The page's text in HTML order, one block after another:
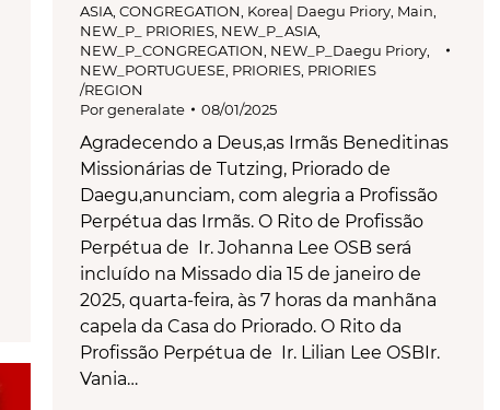
ASIA CONGREGATION Korea| Daegu Priory Main
NEW_P_ PRIORIES NEW_P_ASIA
NEW_P_CONGREGATION NEW_P_Daegu Priory
NEW_PORTUGUESE PRIORIES PRIORIES
/REGION
Porgeneralate 08/01/2025
Agradecendo a Deus,as Irmãs Beneditinas
Missionárias de Tutzing, Priorado de
Daegu,anunciam, com alegria a Profissão
Perpétua das Irmãs. O Rito de Profissão
Perpétua de Ir. Johanna Lee OSB será
incluído na Missado dia 15 de janeiro de
2025, quarta-feira, às 7 horas da manhãna
capela da Casa do Priorado. O Rito da
Profissão Perpétua de Ir. Lilian Lee OSBIr.
Vania…